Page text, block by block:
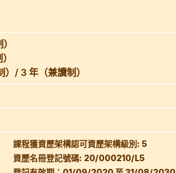
/ 3 年（兼讀制）
課程獲資歷架構認可資歷架構級別: 5
資歷名冊登記號碼: 20/000210/L5